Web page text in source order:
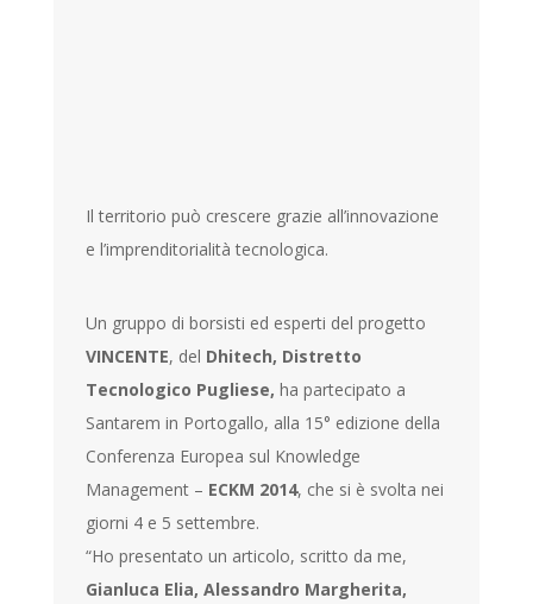
Il territorio può crescere grazie all’innovazione
e l’imprenditorialità tecnologica.
Un gruppo di borsisti ed esperti del progetto
VINCENTE, del Dhitech, Distretto
Tecnologico Pugliese, ha partecipato a
Santarem in Portogallo, alla 15° edizione della
Conferenza Europea sul Knowledge
Management – ECKM 2014, che si è svolta nei
giorni 4 e 5 settembre.
“Ho presentato un articolo, scritto da me,
Gianluca Elia, Alessandro Margherita,